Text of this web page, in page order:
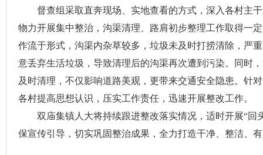
督查组采取直奔现场、实地查看的方式，深入各村主
物力开展集中整治，沟渠清理、路肩初步整理工作取得一
作流于形式，沟渠内杂草较多，垃圾未及时打捞清除，严
意丢弃生活垃圾，导致清理后的沟渠再次遭到污染。同时
及时清理，不仅影响道路美观，更带来交通安全隐患。针
各村提高思想认识，压实工作责任，迅速开展整改工作。
双庙集镇人大将持续跟进整改落实情况，适时开展“
保宣传引导，切实巩固整治成果，全力打造干净、整洁、